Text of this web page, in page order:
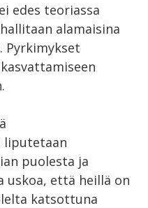
edes teoriassa
alamaisina
Pyrkimykset
liputetaan
puolesta ja
uskoa, että heillä on
katsottuna